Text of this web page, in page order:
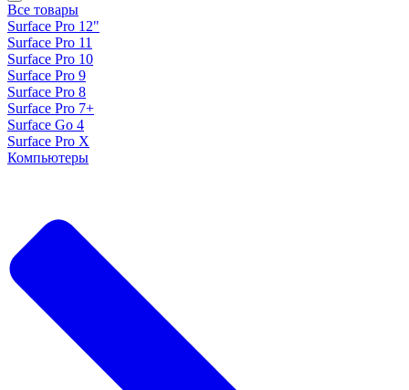
Все товары
Surface Pro 12"
Surface Pro 11
Surface Pro 10
Surface Pro 9
Surface Pro 8
Surface Pro 7+
Surface Go 4
Surface Pro X
Компьютеры